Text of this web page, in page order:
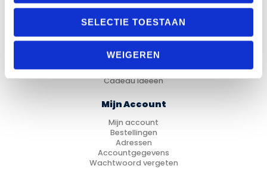
SELECTIE TOESTAAN
WEIGEREN
Categorieën
Looptraining
Trainingsmateriaal
Voetbal
Hockey
Cadeau Ideeën
Mijn Account
Mijn account
Bestellingen
Adressen
Accountgegevens
Wachtwoord vergeten